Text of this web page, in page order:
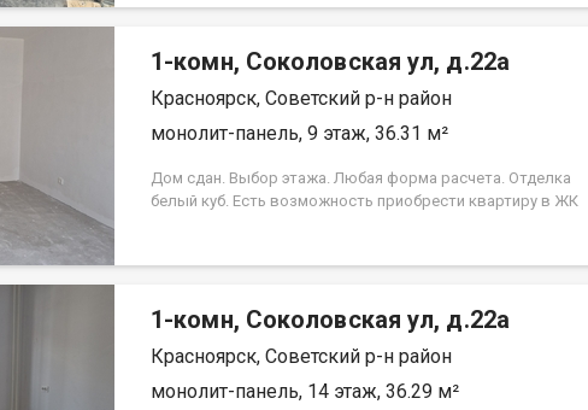
кредита. Под базовую ипотеку сбербанк со ставкой 13.9 %
1-комн, Соколовская ул, д.22а
Красноярск, Советский р-н район
монолит-панель, 9 этаж, 36.31 м²
Дом сдан. Выбор этажа. Любая форма расчета. Отделка
белый куб. Есть возможность приобрести квартиру в ЖК
кредита. Под базовую ипотеку сбербанк со ставкой 13.9 %
1-комн, Соколовская ул, д.22а
Красноярск, Советский р-н район
монолит-панель, 14 этаж, 36.29 м²